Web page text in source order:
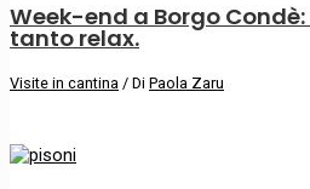
Week-end a Borgo
tanto relax.
Visite in cantina / Di Paola Zaru